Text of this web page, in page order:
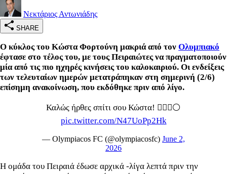
Νεκτάριος Αντωνιάδης
SHARE
Ο κύκλος του Κώστα Φορτούνη μακριά από τον Ολυμπιακό
έφτασε στο τέλος του, με τους Πειραιώτες να πραγματοποιούν
μία από τις πιο ηχηρές κινήσεις του καλοκαιριού. Οι ενδείξεις
των τελευταίων ημερών μετατράπηκαν στη σημερινή (2/6)
επίσημη ανακοίνωση, που εκδόθηκε πριν από λίγο.
Καλώς ήρθες σπίτι σου Κώστα! ✍🏻🔴⚪️
pic.twitter.com/N47UoPp2Hk
— Olympiacos FC (@olympiacosfc) June 2,
2026
Η ομάδα του Πειραιά έδωσε αρχικά -λίγα λεπτά πριν την